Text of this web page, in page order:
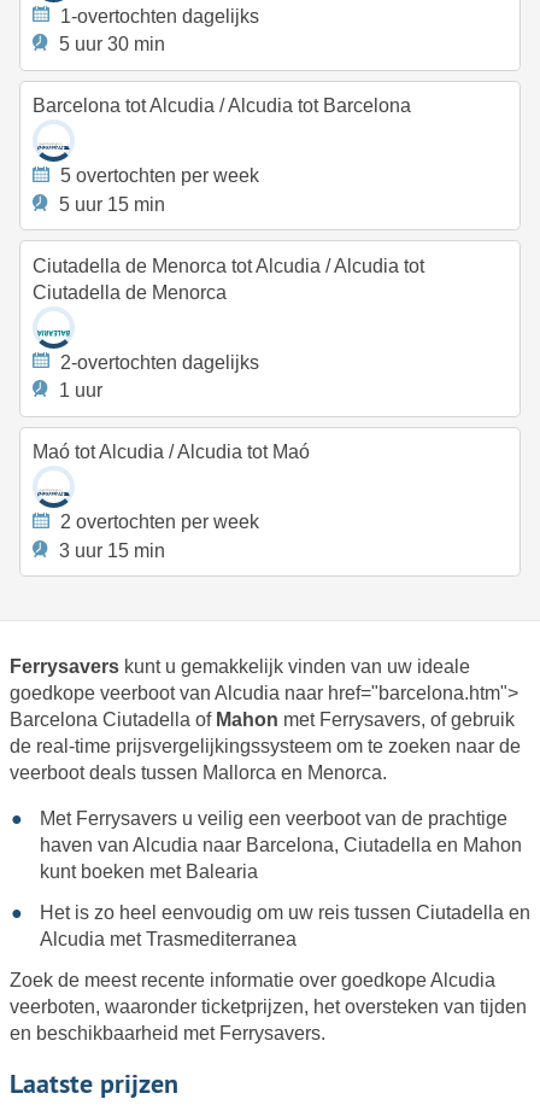
1-overtochten dagelijks
5 uur 30 min
Barcelona tot Alcudia /Alcudia tot Barcelona
5 overtochten per week
5 uur 15 min
Ciutadella de Menorca tot Alcudia /Alcudia tot
Ciutadella de Menorca
2-overtochten dagelijks
1 uur
Maó tot Alcudia /Alcudia tot Maó
2 overtochten per week
3 uur 15 min
Ferrysavers kunt u gemakkelijk vinden van uw ideale
goedkope veerboot van Alcudia naar href="barcelona.htm">
Barcelona Ciutadella of Mahon met Ferrysavers, of gebruik
de real-time prijsvergelijkingssysteem om te zoeken naar de
veerboot deals tussen Mallorca en Menorca.
Met Ferrysavers u veilig een veerboot van de prachtige
haven van Alcudia naar Barcelona, Ciutadella en Mahon
kunt boeken met Balearia
Het is zo heel eenvoudig om uw reis tussen Ciutadella en
Alcudia metTrasmediterranea
Zoek de meest recente informatie over goedkope Alcudia
veerboten, waaronder ticketprijzen, het oversteken van tijden
en beschikbaarheid met Ferrysavers.
Laatste prijzen